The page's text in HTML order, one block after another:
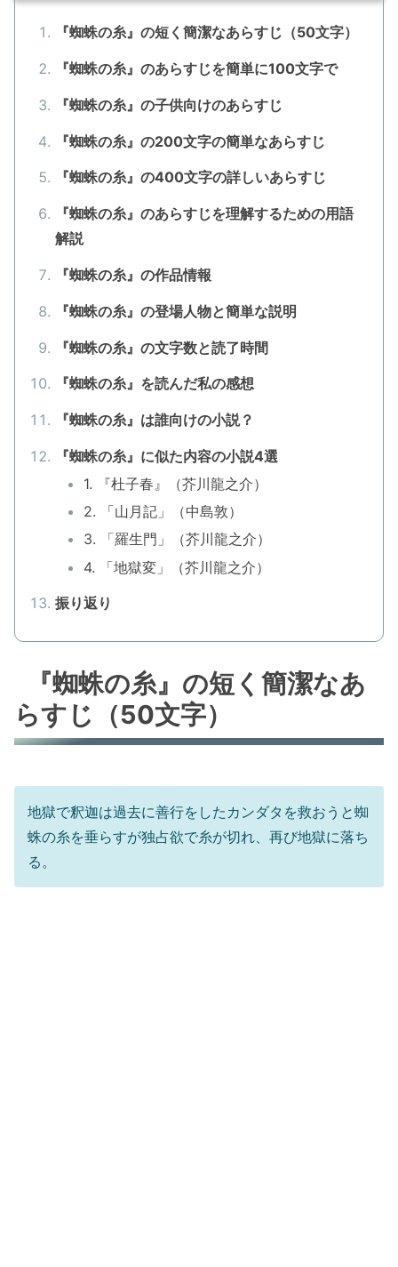
『蜘蛛の糸』の短く簡潔なあらすじ（50文字）
『蜘蛛の糸』のあらすじを簡単に100文字で
『蜘蛛の糸』の子供向けのあらすじ
『蜘蛛の糸』の200文字の簡単なあらすじ
『蜘蛛の糸』の400文字の詳しいあらすじ
『蜘蛛の糸』のあらすじを理解するための用語
解説
『蜘蛛の糸』の作品情報
『蜘蛛の糸』の登場人物と簡単な説明
『蜘蛛の糸』の文字数と読了時間
『蜘蛛の糸』を読んだ私の感想
『蜘蛛の糸』は誰向けの小説？
『蜘蛛の糸』に似た内容の小説4選
1. 『杜子春』（芥川龍之介）
2. 「山月記」（中島敦）
3. 「羅生門」（芥川龍之介）
4. 「地獄変」（芥川龍之介）
振り返り
『蜘蛛の糸』の短く簡潔なあ
らすじ（50文字）
地獄で釈迦は過去に善行をしたカンダタを救おうと蜘
蛛の糸を垂らすが独占欲で糸が切れ、再び地獄に落ち
る。